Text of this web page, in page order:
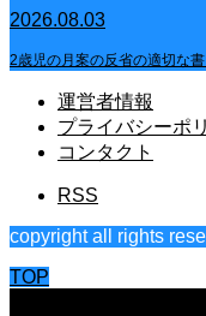
2026.08.03
2歳児の月案の反省の適切な
運営者情報
プライバシーポ
コンタクト
RSS
copyright all rights
TOP